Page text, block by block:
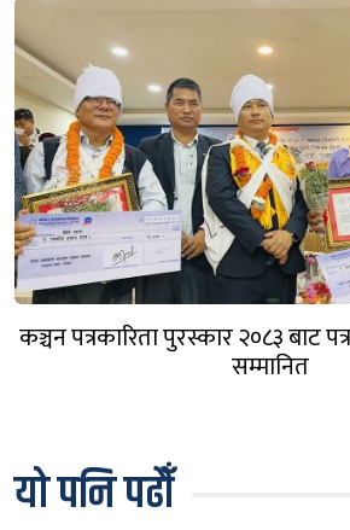
कञ्चन पत्रकारिता पुरस्कार २०८३ बाट
सम्मानित
यो पनि पढौँ